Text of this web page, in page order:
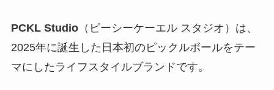
PCKL Studio（ピーシーケーエル スタジオ）は、
2025年に誕生した日本初のピックルボールをテー
マにしたライフスタイルブランドです。